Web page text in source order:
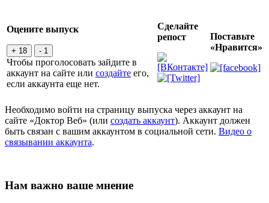
Оцените выпуск
+ 18 - 1
Чтобы проголосовать зайдите в
аккаунт на сайте или создайте его,
если аккаунта еще нет.
Сделайте
репост
Поставьте
«Нравится»
Необходимо войти на страницу выпуска через аккаунт на
сайте «Доктор Веб» (или создать аккаунт). Аккаунт должен
быть связан с вашим аккаунтом в социальной сети. Видео о
связывании аккаунта.
Нам важно ваше мнение